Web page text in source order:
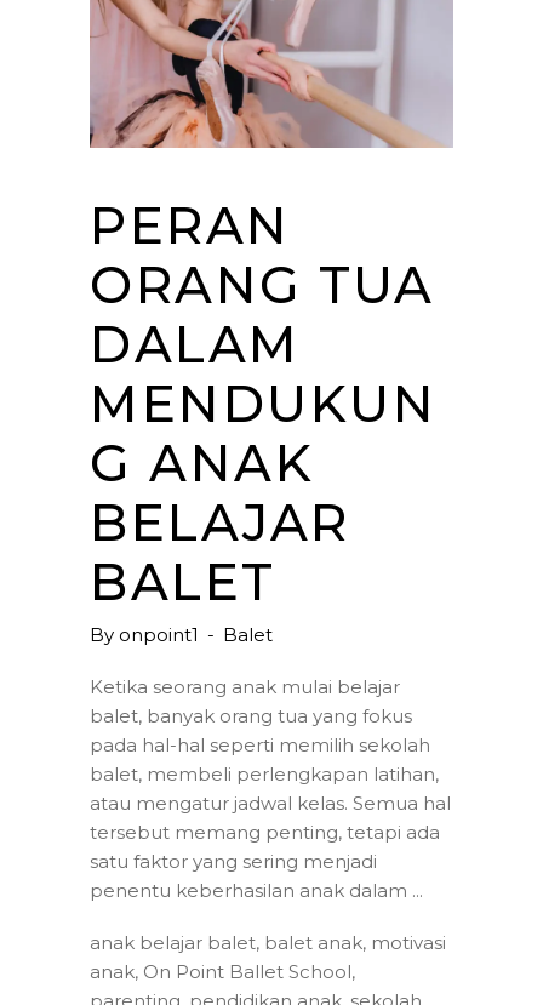
PERAN
ORANG TUA
DALAM
MENDUKUN
G ANAK
BELAJAR
BALET
By onpoint1 Balet
Ketika seorang anak mulai belajar
balet, banyak orang tua yang fokus
pada hal-hal seperti memilih sekolah
balet, membeli perlengkapan latihan,
atau mengatur jadwal kelas. Semua hal
tersebut memang penting, tetapi ada
satu faktor yang sering menjadi
penentu keberhasilan anak dalam
anak belajar balet, balet anak, motivasi
anak, On Point Ballet School,